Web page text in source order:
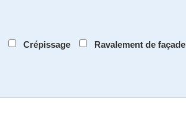
Crépissage Ravalement de façade